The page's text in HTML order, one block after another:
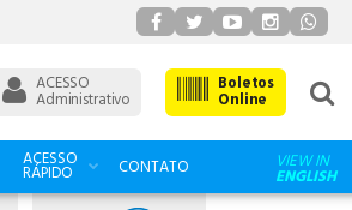
ACESSO
Administrativo
Boletos
Online
ACESSO
RÁPIDO CONTATO VIEW IN
ENGLISH